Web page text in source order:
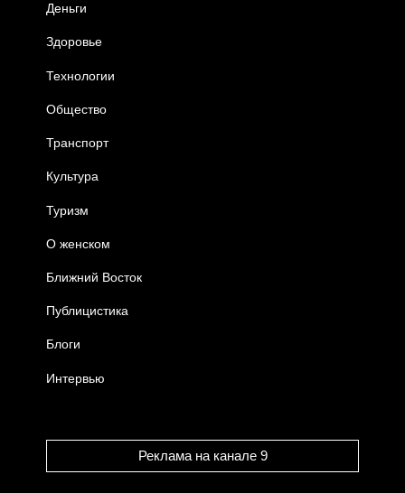
Деньги
Здоровье
Технологии
Общество
Транспорт
Культура
Туризм
О женском
Ближний Восток
Публицистика
Блоги
Интервью
Реклама на канале 9